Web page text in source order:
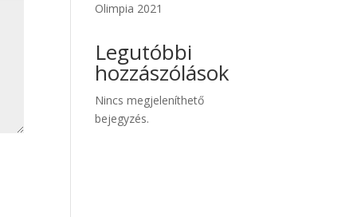
Olimpia 2021
Legutóbbi
hozzászólások
Nincs megjeleníthető
bejegyzés.